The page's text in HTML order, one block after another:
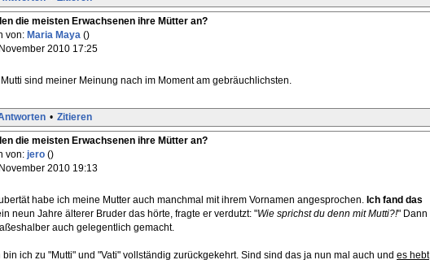
die meisten Erwachsenen ihre Mütter an?
von: Maria Maya ()
2010 17:25
sind meiner Meinung nach im Moment am gebräuchlichsten.
• Zitieren
die meisten Erwachsenen ihre Mütter an?
von: jero ()
2010 19:13
habe ich meine Mutter auch manchmal mit ihrem Vornamen angesprochen. Ich fand das
neun Jahre älterer Bruder das hörte, fragte er verdutzt: "Wie sprichst du denn mit Mutti?!" Dann
auch gelegentlich gemacht.
bin ich zu "Mutti" und "Vati" vollständig zurückgekehrt. Sind sind das ja nun mal auch und es hebt